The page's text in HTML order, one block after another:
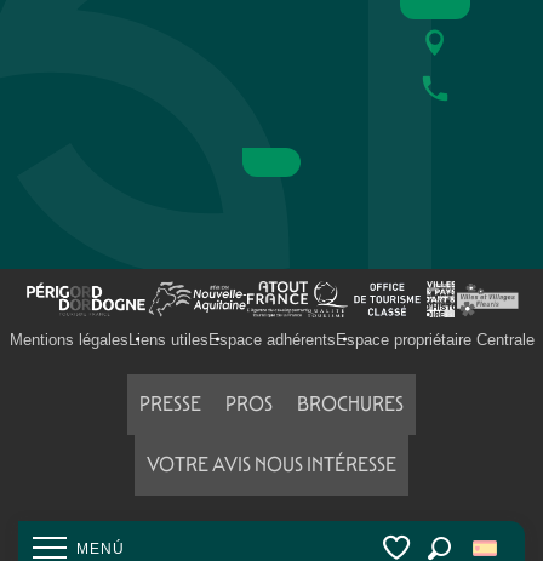
MENÚ
Parcours aventure- Préhistobranche
Mentions légales Liens utiles Espace adhérents Espace propriétaire Centrale
PRESSE PROS BROCHURES
VOTRE AVIS NOUS INTÉRESSE